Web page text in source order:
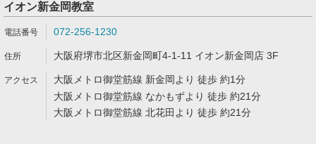
イオン新金岡教室
072-256-1230
大阪府堺市北区新金岡町4-1-11 イオン新金岡店 3F
大阪メトロ御堂筋線 新金岡より 徒歩 約1分
大阪メトロ御堂筋線 なかもずより 徒歩 約21分
大阪メトロ御堂筋線 北花田より 徒歩 約21分